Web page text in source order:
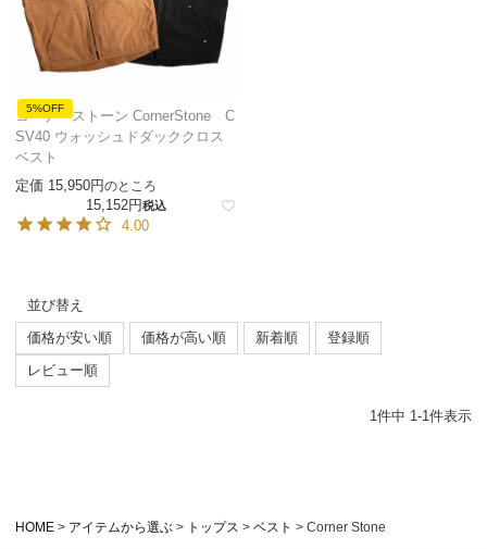
5%OFF
コーナーストーン CornerStone C
SV40 ウォッシュドダッククロス
ベスト
定価 15,950 のところ
15,152 税込
4.00
並び替え
価格が安い順
価格が高い順 新着順
登録順
レビュー順
1件中 1-1件表示
HOME アイテムから選ぶ トップス ベスト Corner Stone